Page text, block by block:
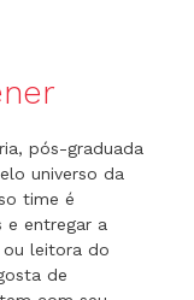
pós-graduada
universo da
time é
e entregar a
leitora do
de